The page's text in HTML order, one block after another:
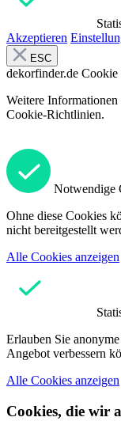
Akzeptieren
ESC
dekorfinder.de Cookie
Weitere
Cookie-Richtlinien.
Notwendige
Ohne diese Cookies
nicht bereitgestellt
Alle Cookies anzeigen
Erlauben Sie
Angebot verbessern
Alle Cookies anzeigen
Cookies, die wir